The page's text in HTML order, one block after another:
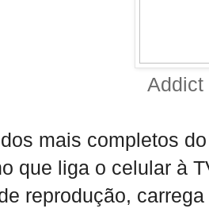
Addict
mais completos
que liga o celular à
reprodução,